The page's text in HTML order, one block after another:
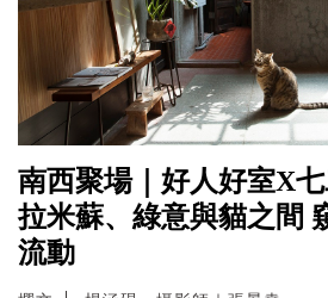
南西聚場｜好人好室X
拉米蘇、綠意與貓之間
流動